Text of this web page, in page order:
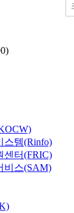
스템(Rinfo)
센터(FRIC)
비스(SAM)